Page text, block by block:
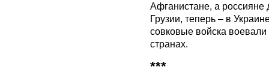
Афганистане, а россияне
Грузии, теперь – в
совковые войска
странах.
***